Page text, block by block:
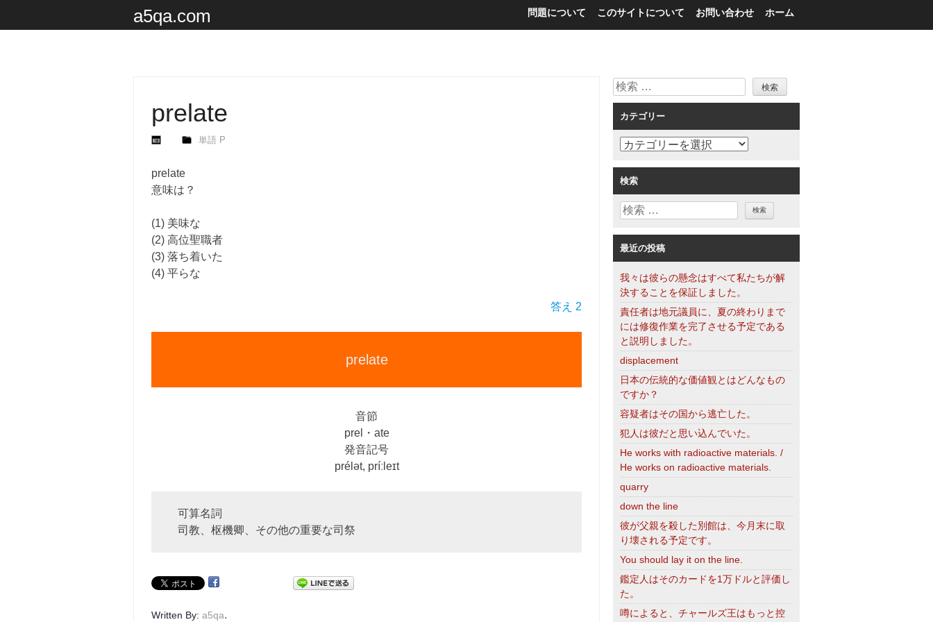
a5qa.com ホーム
お問い合わせ
このサイトについて
問題について
prelate
単語 P
prelate
意味は？
(1) 美味な
(2) 高位聖職者
(3) 落ち着いた
(4) 平らな
答え 2
prelate
音節
prel・ate
発音記号
prélət, príːleɪt
可算名詞
司教、枢機卿、その他の重要な司祭
Written By: a5qa.
検
索
カテゴリー
カ
ゴ
リ
ー
検索
検
最近の投稿
我々は彼らの懸念はすべて私たちが解
決することを保証しました。
責任者は地元議員に、夏の終わりまで
には修復作業を完了させる予定である
と説明しました。
displacement
日本の伝統的な価値観とはどんなもの
ですか？
容疑者はその国から逃亡した。
犯人は彼だと思い込んでいた。
He works with radioactive materials. /
He works on radioactive materials.
quarry
down the line
彼が父親を殺した別館は、今月末に取
り壊される予定です。
You should lay it on the line.
鑑定人はそのカードを1万ドルと評価し
た。
噂によると、チャールズ王はもっと控